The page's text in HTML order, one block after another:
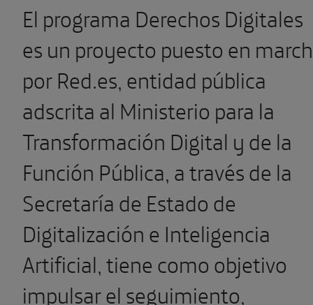
El programa Derechos Digitales
es un proyecto puesto en
por Red.es, entidad pública
adscrita al Ministerio para la
Transformación Digital y de la
Función Pública, a través de la
Secretaría de Estado de
Digitalización e Inteligencia
Artificial, tiene como objetivo
impulsar el seguimiento,